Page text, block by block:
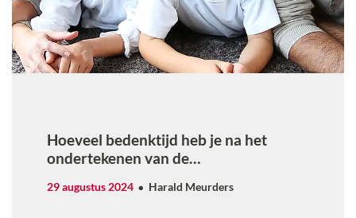
Hoeveel bedenktijd heb je na het
ondertekenen van de
29 augustus 2024 Harald Meurders